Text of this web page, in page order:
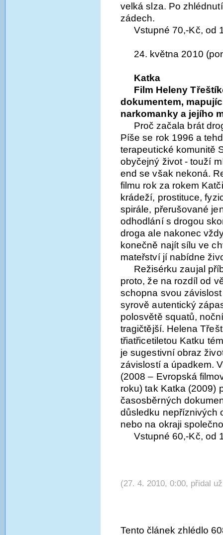
velká slza. Po
zádech.
Vstupné 70,-Kč, od
24. května 2010
Katka
Film Heleny
dokumentem,
narkomanky a jejího
Proč začala brát
Píše se rok 1996 a
terapeutické komunitě
obyčejný život - touží
end se však nekoná.
filmu rok za rokem
krádeží, prostituce,
spirále, přerušované
odhodlání s drogou
droga ale nakonec
konečně najít sílu ve
mateřství jí nabídne
Režisérku zaujal
proto, že na rozdíl od
schopna svou
syrově autentický
polosvětě squatů,
tragičtější. Helena
třiatřicetiletou Katku
je sugestivní obraz
závislostí a úpadkem.
(2008 – Evropská
roku) tak Katka (2009)
časosběrných
důsledku nepříznivých
nebo na okraji
Vstupné 60,-Kč, od
(27. 4. 2010, 0:00, přidal
Tento článek zhlédlo